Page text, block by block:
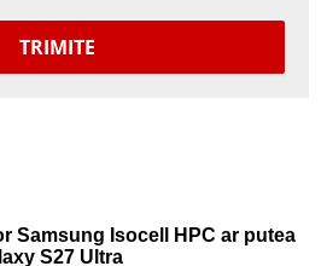
TRIMITE
Samsung Isocell HPC ar putea
S27 Ultra